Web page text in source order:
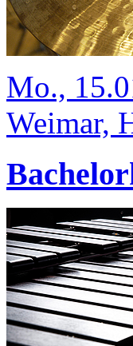
Mo.,
Weimar,